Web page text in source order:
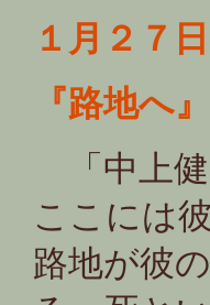
１月２７日
『路地へ
「中上健
ここには
路地が彼